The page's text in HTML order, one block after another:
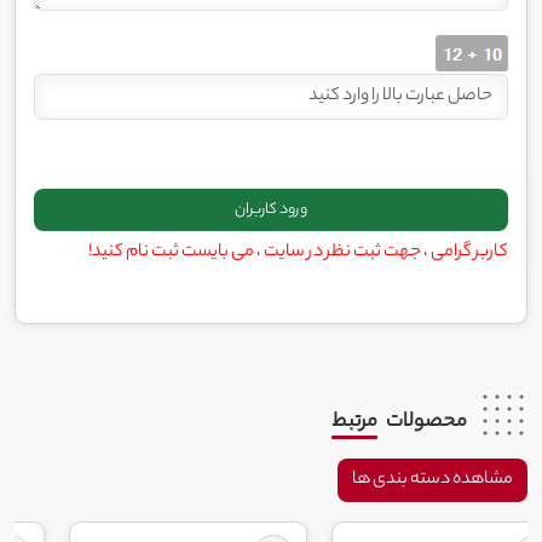
کاربر گرامی ، جهت ثبت نظر در سایت ، می بایست ثبت نام کنید!
محصولات مرتبط
مشاهده دسته بندی ها